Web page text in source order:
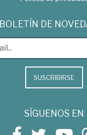
BOLETÍN DE
SUSCRIBIRSE
SÍGUENOS EN